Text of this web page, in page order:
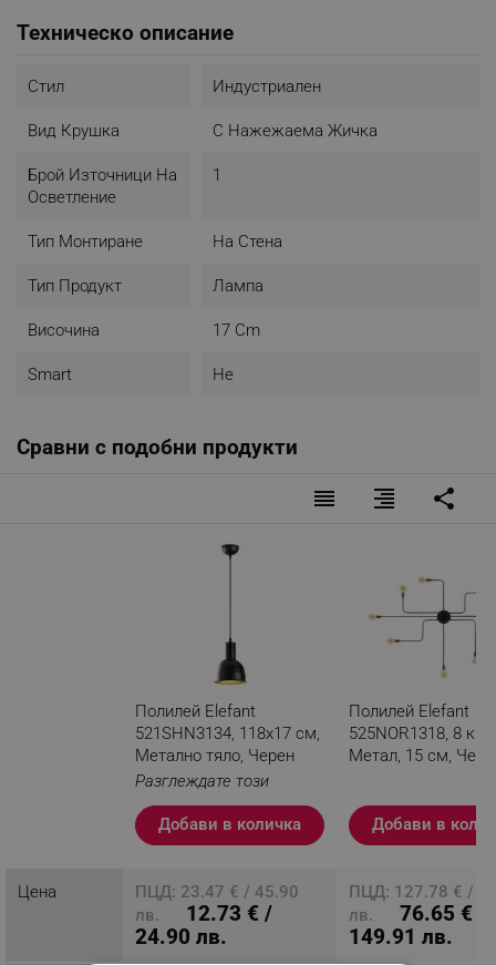
Техническо описание
Стил Индустриален
Вид Крушка С Нажежаема Жичка
Брой Източници На
Осветление
1
Тип Монтиране На Стена
Тип Продукт Лампа
Височина 17 Cm
Smart Не
Сравни с подобни продукти
reorder format_align_right share
Полилей Elefant
521SHN3134, 118х17 см,
Метално тяло, Черен
Разглеждате този
продукт
Добави в количка
Полилей Elefant
525NOR1318, 8
Метал, 15 см,
Добави в
Цена
ПЦД: 23.47 € / 45.90
лв.
12.73 € /
24.90 лв.
ПЦД: 127.78 € /
лв.
76.65 € /
149.91 лв.